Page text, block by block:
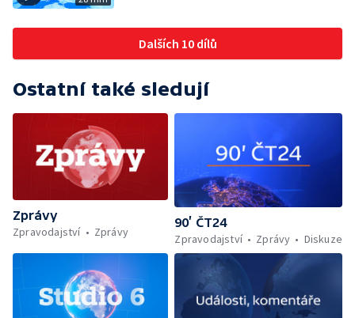
Dalších 10 dílů
Ostatní také sledují
Zprávy
Zpravodajství
Zprávy
90’ ČT24
Zpravodajství
Zprávy Diskuze